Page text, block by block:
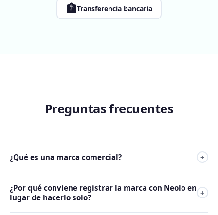
🏦Transferencia bancaria
Preguntas frecuentes
¿Qué es una marca comercial? +
permite distinguir los servicios o productos de una
empresa de los demás.
¿Por qué conviene registrar la marca con Neolo en
lugar de hacerlo solo?
+